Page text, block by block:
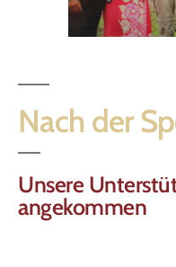
Nach der
Unsere
angekommen